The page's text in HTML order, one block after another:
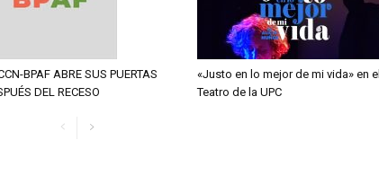
BPAF ABRE SUS PUERTAS
DEL RECESO
«Justo en lo mejor de mi vida» en el
Teatro de la UPC